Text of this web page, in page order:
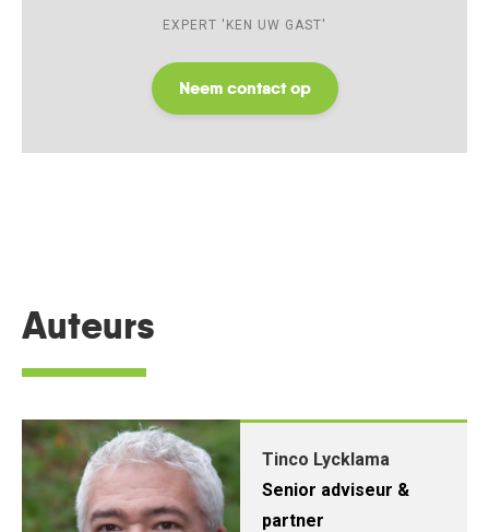
EXPERT 'KEN UW GAST'
Neem contact op
Auteurs
Tinco Lycklama
Senior adviseur &
partner